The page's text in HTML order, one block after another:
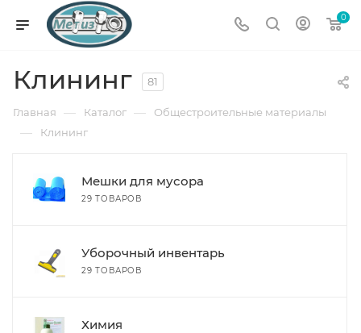
0
Клининг 81
Главная — Каталог — Общестроительные материалы
— Клининг
Мешки для мусора
29 ТОВАРОВ
Уборочный инвентарь
29 ТОВАРОВ
Химия